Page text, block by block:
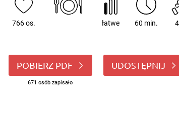
766 os. łatwe 60 min.
POBIERZ PDF
671 osób zapisało
UDOSTĘPNIJ